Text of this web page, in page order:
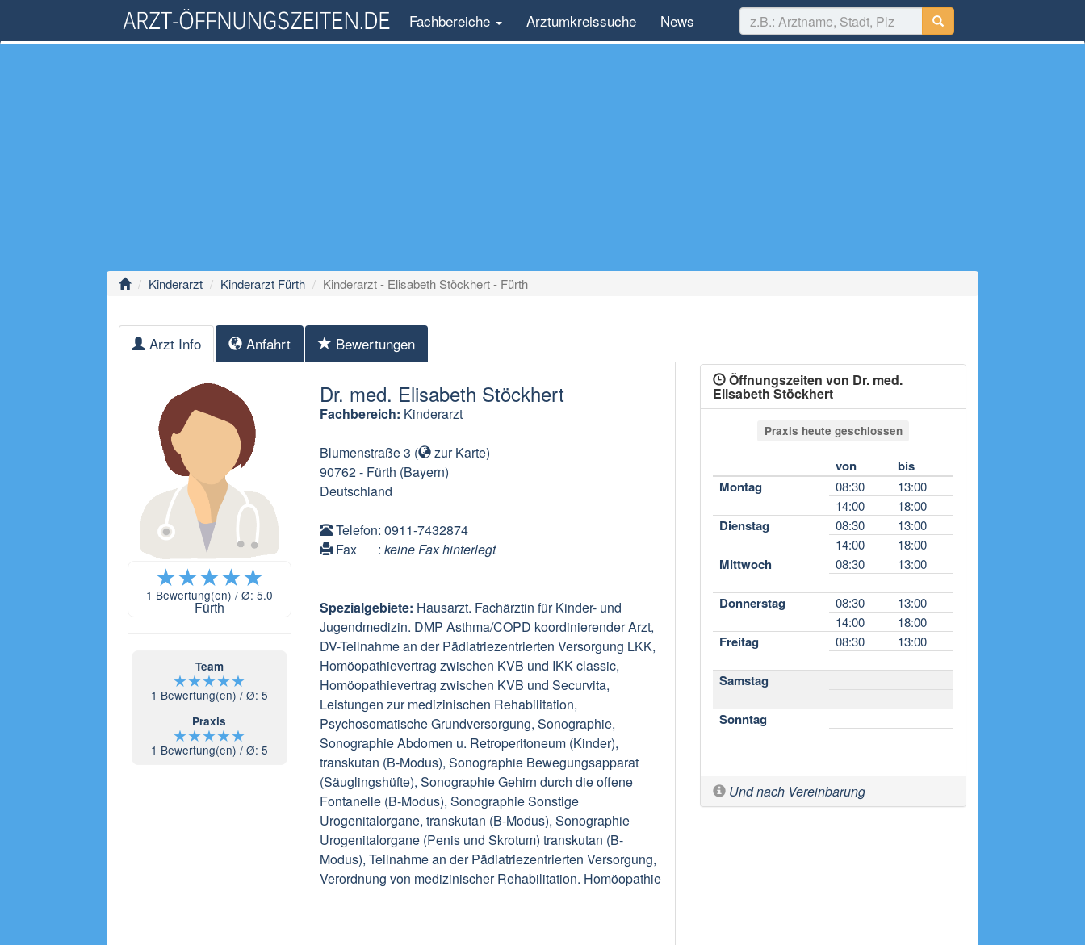
Fachbereiche Arztumkreissuche News
Kinderarzt Kinderarzt Fürth Kinderarzt - Elisabeth Stöckhert - Fürth
Arzt Info Anfahrt Bewertungen
★★★★★
1 Bewertung(en) / Ø: 5.0
Fürth
Team
★★★★★
1 Bewertung(en) / Ø: 5
Praxis
★★★★★
1 Bewertung(en) / Ø: 5
Dr. med. Elisabeth Stöckhert
Fachbereich: Kinderarzt
Blumenstraße 3 ( zur Karte)
90762- Fürth (Bayern)
Deutschland
Telefon: 0911-7432874
Fax
: keine Fax hinterlegt
Spezialgebiete: Hausarzt. Fachärztin für Kinder- und
Jugendmedizin. DMP Asthma/COPD koordinierender Arzt,
DV-Teilnahme an der Pädiatriezentrierten Versorgung LKK,
Homöopathievertrag zwischen KVB und IKK classic,
Homöopathievertrag zwischen KVB und Securvita,
Leistungen zur medizinischen Rehabilitation,
Psychosomatische Grundversorgung, Sonographie,
Sonographie Abdomen u. Retroperitoneum (Kinder),
transkutan (B-Modus), Sonographie Bewegungsapparat
(Säuglingshüfte), Sonographie Gehirn durch die offene
Fontanelle (B-Modus), Sonographie Sonstige
Urogenitalorgane, transkutan (B-Modus), Sonographie
Urogenitalorgane (Penis und Skrotum) transkutan (B-
Modus), Teilnahme an der Pädiatriezentrierten Versorgung,
Verordnung von medizinischer Rehabilitation. Homöopathie
Öffnungszeiten von Dr. med.
Elisabeth Stöckhert
Praxis heute geschlossen
von
bis
Montag
08:30
13:00
14:00
18:00
Dienstag 08:30
13:00
14:00
18:00
Mittwoch 08:30 13:00
Donnerstag 08:30
13:00
14:00
18:00
Freitag 08:30 13:00
Samstag
Sonntag
Und nach Vereinbarung